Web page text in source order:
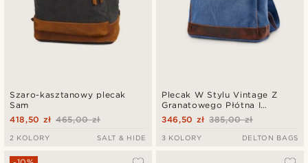
Szaro-kasztanowy plecak
Sam
465,00 zł
418,50 zł
2 KOLORY SALT & HIDE
Plecak W Stylu Vintage Z
Granatowego Płótna I
Ciemnobrązowej Skóry
385,00 zł
346,50 zł
3 KOLORY DELTON BAGS